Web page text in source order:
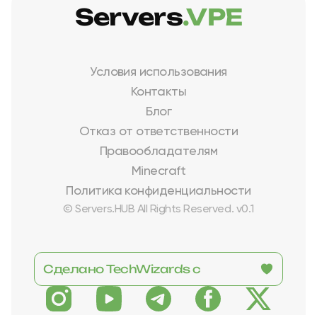
Условия использования
Контакты
Блог
Отказ от ответственности
Правообладателям
Minecraft
Политика конфиденциальности
© Servers.HUB All Rights Reserved. v0.1
Servers.VPE
Сделано TechWizards с